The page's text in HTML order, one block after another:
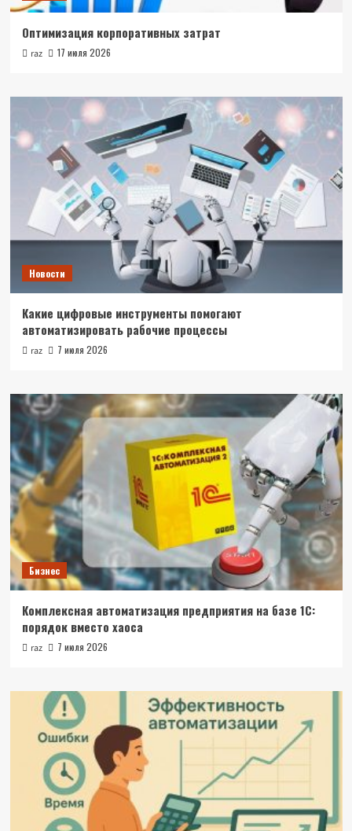
Оптимизация корпоративных затрат
raz 17 июля 2026
Новости
Какие цифровые инструменты помогают
автоматизировать рабочие процессы
raz 7 июля 2026
Бизнес
Комплексная автоматизация предприятия на базе 1С:
порядок вместо хаоса
raz 7 июля 2026